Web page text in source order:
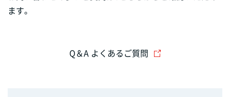
ます。
Q＆A よくあるご質問